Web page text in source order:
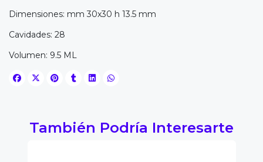
Dimensiones: mm 30x30 h 13.5 mm
Cavidades: 28
Volumen: 9.5 ML
También Podría Interesarte